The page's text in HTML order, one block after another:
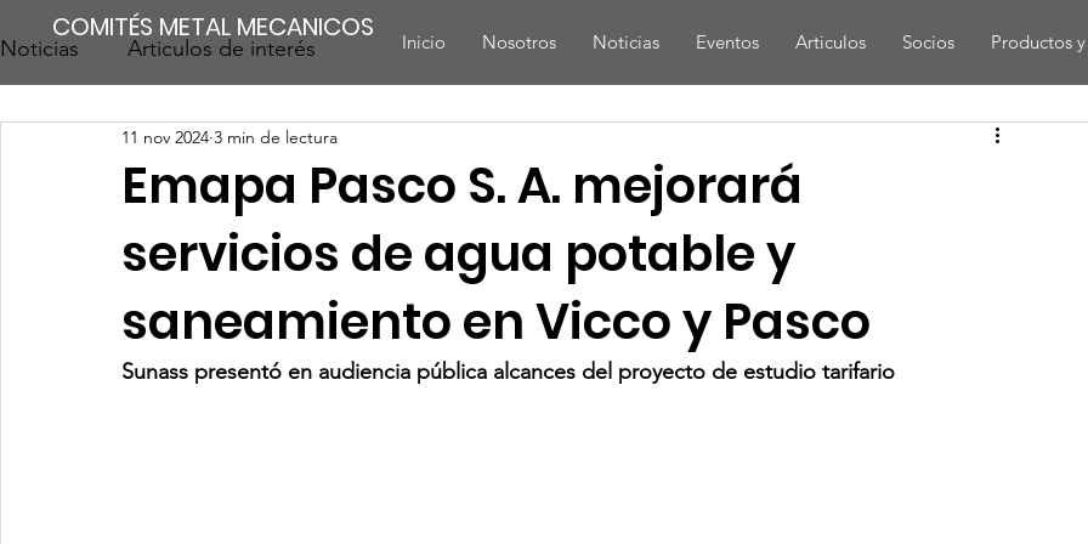
COMITÉS METAL MECANICOS Inicio Nosotros Noticias Eventos Articulos Socios Productos
Noticias Articulos de interés
Emapa Pasco S. A. mejorará
servicios de agua potable y
saneamiento en Vicco y Pasco
11 nov 2024 3 min de lectura
Sunass presentó en audiencia pública alcances del proyecto de estudio tarifario